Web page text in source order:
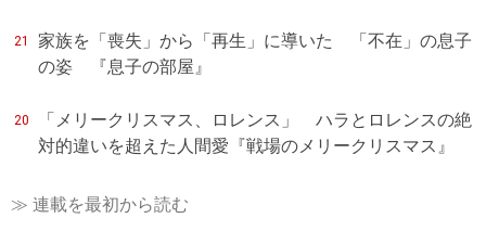
21
家族を「喪失」から「再生」に導いた 「不在」の息子
の姿 『息子の部屋』
20
「メリークリスマス、ロレンス」 ハラとロレンスの絶
対的違いを超えた人間愛『戦場のメリークリスマス』
≫ 連載を最初から読む